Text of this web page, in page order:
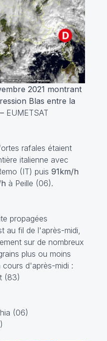
2021 montrant
Blas entre la
EUMETSAT
rafales étaient
italienne avec
(IT) puis 91km/h
à Peille (06).
propagées
au fil de l'après-midi,
sur de nombreux
plus ou moins
d'après-midi :
(83)
(06)